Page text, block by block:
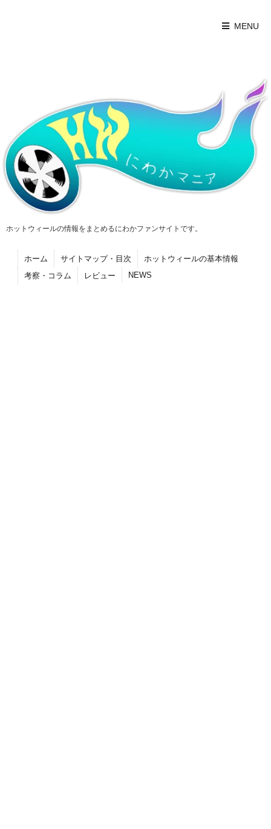
MENU
ホットウィールの情報をまとめるにわかファンサイトです。
ホーム サイトマップ・目次
ホットウィールの基本情報
考察・コラム
レビュー NEWS